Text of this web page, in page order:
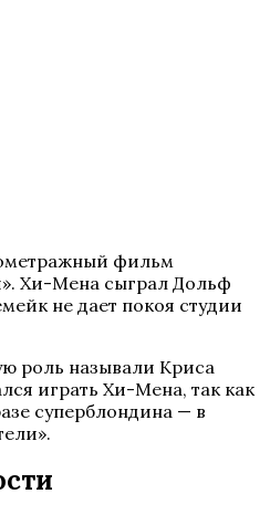
фильм
Хи-Мена сыграл Дольф
не дает покоя студии
роль называли Криса
играть Хи-Мена, так как
суперблондина — в